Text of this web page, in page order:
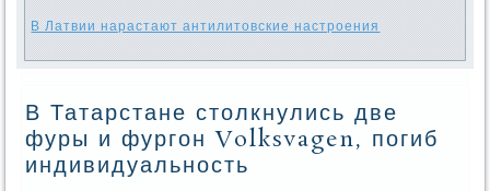
В Латвии нарастают антилитовские настроения
В Татарстане столкнулись две
фуры и фургон Volksvagen, погиб
индивидуальность